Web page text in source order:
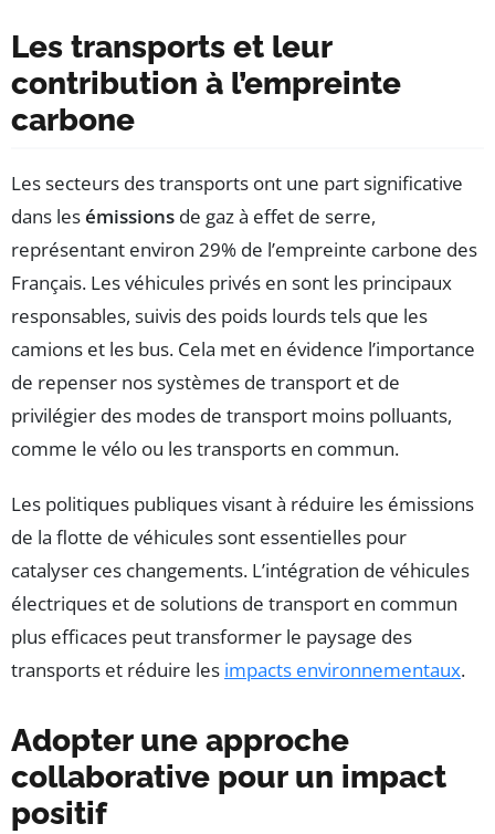
Les transports et leur
contribution à l’empreinte
carbone
Les secteurs des transports ont une part significative
dans lesémissions de gaz à effet de serre,
représentant environ 29% de l’empreinte carbone des
Français. Les véhicules privés en sont les principaux
responsables, suivis des poids lourds tels que les
camions et les bus. Cela met en évidence l’importance
de repenser nos systèmes de transport et de
privilégier des modes de transport moins polluants,
comme le vélo ou les transports en commun.
Les politiques publiques visant à réduire les émissions
de la flotte de véhicules sont essentielles pour
catalyser ces changements. L’intégration de véhicules
électriques et de solutions de transport en commun
plus efficaces peut transformer le paysage des
transports et réduire les impacts environnementaux.
Adopter une approche
collaborative pour un impact
positif